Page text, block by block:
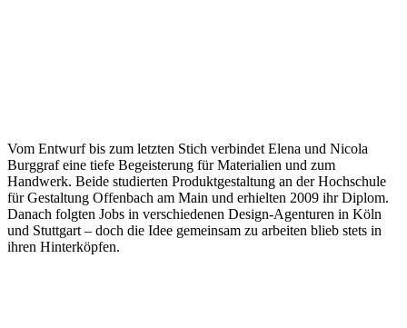
Vom Entwurf bis zum letzten Stich verbindet Elena und Nicola
Burggraf eine tiefe Begeisterung für Materialien und zum
Handwerk. Beide studierten Produktgestaltung an der Hochschule
für Gestaltung Offenbach am Main und erhielten 2009 ihr Diplom.
Danach folgten Jobs in verschiedenen Design-Agenturen in Köln
und Stuttgart – doch die Idee gemeinsam zu arbeiten blieb stets in
ihren Hinterköpfen.